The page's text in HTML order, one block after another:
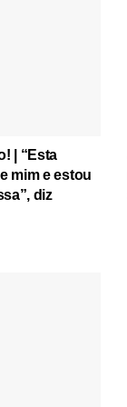
| “Esta
mim e estou
diz